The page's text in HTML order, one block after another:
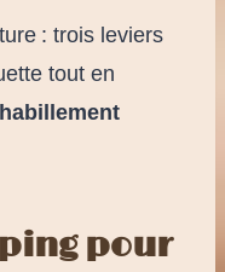
: trois leviers
tout en
habillement
pour